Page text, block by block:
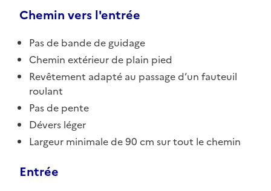
Chemin vers l'entrée
Pas de bande de guidage
Chemin extérieur de plain pied
Revêtement adapté au passage d’un fauteuil
roulant
Pas de pente
Dévers léger
Largeur minimale de 90 cm sur tout le chemin
Entrée